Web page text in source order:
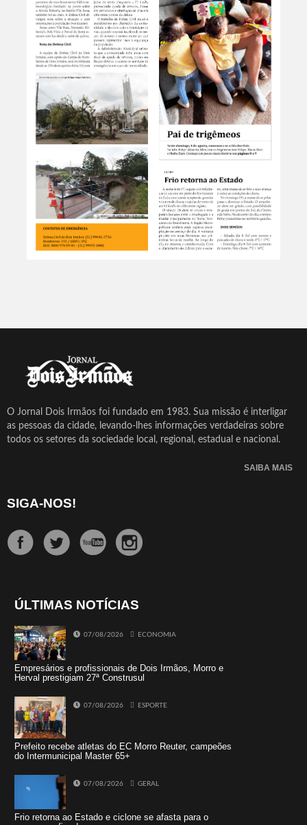
O Jornal Dois Irmãos foi fundado em 1983. Sua missão é interligar
as pessoas da cidade, levando-lhes informações verdadeiras sobre
todos os setores da sociedade local, regional, estadual e nacional.
SAIBA MAIS
SIGA-NOS!
ÚLTIMAS NOTÍCIAS
07/08/2026 ECONOMIA
Empresários e profissionais de Dois Irmãos, Morro e
Herval prestigiam 27ª Construsul
07/08/2026 ESPORTE
Prefeito recebe atletas do EC Morro Reuter, campeões
do Intermunicipal Master 65+
07/08/2026 GERAL
Frio retorna ao Estado e ciclone se afasta para o